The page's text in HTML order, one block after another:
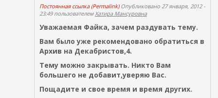
Постоянная ссылка (Permalink)Опубликовано 27 января, 2012 -
23:49 пользователемХатира Мансуровна
Уважаемая Файка, зачем раздувать тему.
Вам было уже рекомендовано обратиться в
Архив на Декабристов,4.
Тему можно закрывать. Никто Вам
большего не добавит,уверяю Вас.
Пощадите и свое время и время других.